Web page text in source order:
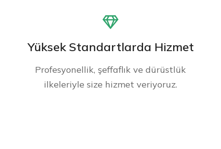
Yüksek Standartlarda Hizmet
Profesyonellik, şeffaflık ve dürüstlük
ilkeleriyle size hizmet veriyoruz.